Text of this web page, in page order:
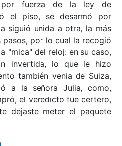
por fuerza de la ley de
el piso, se desarmó por
siguió unida a otra, la más
pasos, por lo cual la recogió
"mica" del reloj: en su caso,
invertida, lo que le hizo
también venia de Suiza,
a la señora Julia, como,
el veredicto fue certero,
dejaste meter el paquete